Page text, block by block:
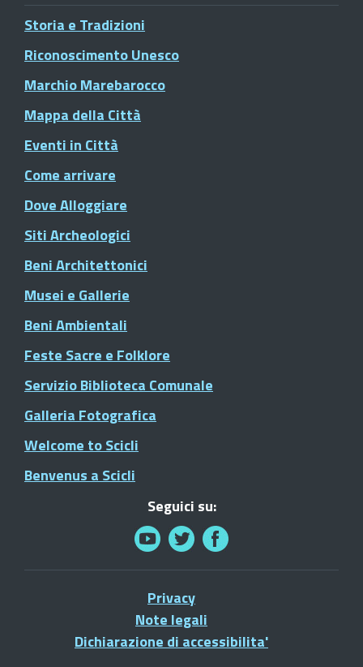
Storia e Tradizioni
Riconoscimento Unesco
Marchio Marebarocco
Mappa della Città
Eventi in Città
Come arrivare
Dove Alloggiare
Siti Archeologici
Beni Architettonici
Musei e Gallerie
Beni Ambientali
Feste Sacre e Folklore
Servizio Biblioteca Comunale
Galleria Fotografica
Welcome to Scicli
Benvenus a Scicli
Seguici su:
Privacy
Note legali
Dichiarazione di accessibilita'